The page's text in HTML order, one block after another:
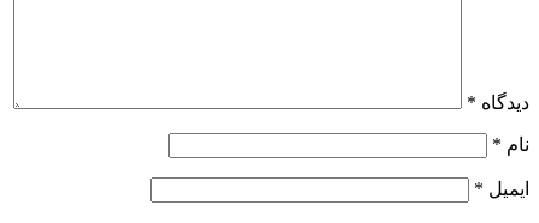
دیدگاه *
نام *
ایمیل *